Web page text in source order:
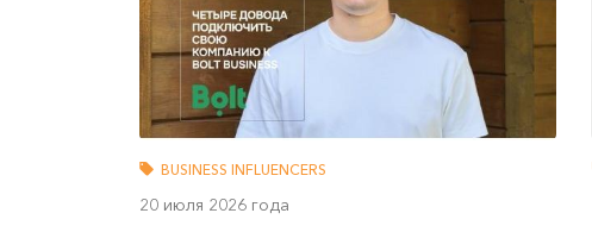
BUSINESS INFLUENCERS
20 июля 2026 года